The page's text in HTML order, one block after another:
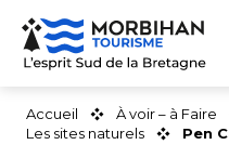
Aller
contenu
Accueil À voir – à Faire
Les sites naturels
Pen